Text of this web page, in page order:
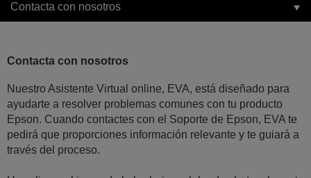
Contacta con nosotros
Contacta con nosotros
Nuestro Asistente Virtual online, EVA, está diseñado para
ayudarte a resolver problemas comunes con tu producto
Epson. Cuando contactes con el Soporte de Epson, EVA te
pedirá que proporciones información relevante y te guiará a
través del proceso.